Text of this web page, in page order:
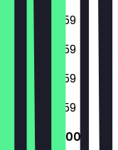
08:30 - 23:59
08:30 - 23:59
08:30 - 23:59
08:30 - 23:59
08:30 - 01:00